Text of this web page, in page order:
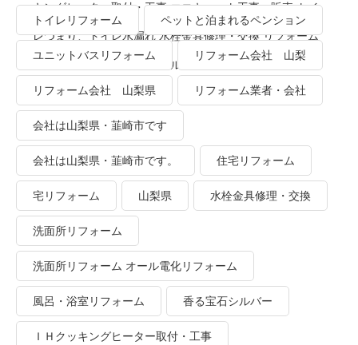
キングヒーター取付・工事 エコキュート工事・販売 トイ
レつまり、トイレ水漏れ 水栓金具修理・交換 リフォーム
業者・会社 ＴＯＴＯリモデルクラブ
トイレリフォーム ペットと泊まれるペンション
ユニットバスリフォーム リフォーム会社 山梨
リフォーム会社 山梨県 リフォーム業者・会社
会社は山梨県・韮崎市です
会社は山梨県・韮崎市です。 住宅リフォーム
宅リフォーム 山梨県 水栓金具修理・交換
洗面所リフォーム
洗面所リフォーム オール電化リフォーム
風呂・浴室リフォーム 香る宝石シルバー
ＩＨクッキングヒーター取付・工事